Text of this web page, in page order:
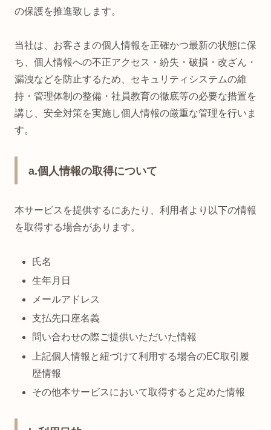
の保護を推進致します。
当社は、お客さまの個人情報を正確かつ最新の状態に保
ち、個人情報への不正アクセス・紛失・破損・改ざん・
漏洩などを防止するため、セキュリティシステムの維
持・管理体制の整備・社員教育の徹底等の必要な措置を
講じ、安全対策を実施し個人情報の厳重な管理を行いま
す。
a.個人情報の取得について
本サービスを提供するにあたり、利用者より以下の情報
を取得する場合があります。
氏名
生年月日
メールアドレス
支払先口座名義
問い合わせの際ご提供いただいた情報
上記個人情報と紐づけて利用する場合のEC取引履
歴情報
その他本サービスにおいて取得すると定めた情報